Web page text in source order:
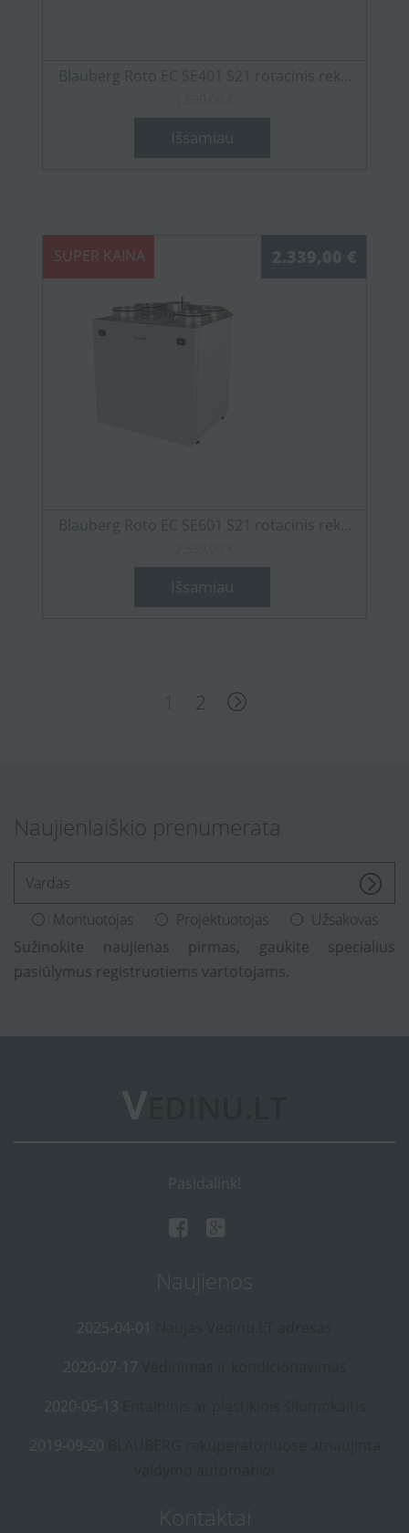
Blauberg Roto EC SE401 S21 rotacinis rek...
Išsamiau
SUPER KAINA 2.339,00 €
Blauberg Roto EC SE601 S21 rotacinis rek...
Išsamiau
1 2
Naujienlaiškio prenumerata
Montuotojas Projektuotojas
Užsakovas
Sužinokite naujienas pirmas, gaukite specialius
pasiūlymus registruotiems vartotojams.
Pasidalink!
Naujienos
2025-04-01
2020-07-17
2020-05-13
2019-09-20
Kontaktai